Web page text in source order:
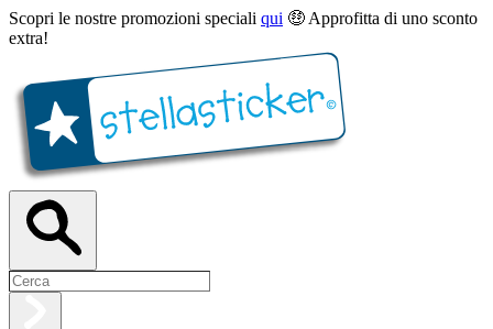
Scopri le nostre promozioni speciali qui 🤑 Approfitta di uno sconto
extra!